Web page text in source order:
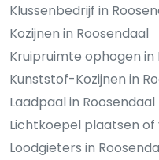
Klussenbedrijf in
Kozijnen in Roosendaal
Kruipruimte ophogen in
Kunststof-Kozijnen in
Laadpaal in Roosendaal
Lichtkoepel plaatsen of
Loodgieters in